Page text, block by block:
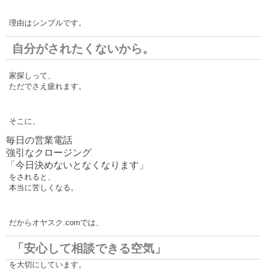
理由はシンプルです。
自分がされたくないから。
家探しって、
ただでさえ疲れます。
そこに、
毎日の営業電話
強引なクロージング
「今日決めないとなくなります」
をされると、
本当に苦しくなる。
だからオヤスク.comでは、
「安心して相談できる空気」
を大切にしています。